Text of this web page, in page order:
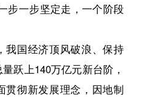
步一步坚定走，一个阶段
国经济顶风破浪、保持
跃上140万亿元新台阶，
贯彻新发展理念，因地制